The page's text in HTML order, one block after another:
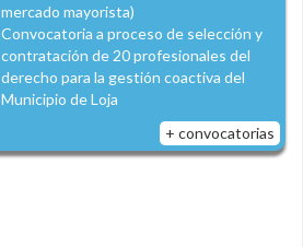
mercado mayorista)
Convocatoria a proceso de selección y
contratación de 20 profesionales del
derecho para la gestión coactiva del
Municipio de Loja
+ convocatorias